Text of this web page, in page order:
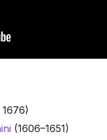
1676)
(1606–1651)